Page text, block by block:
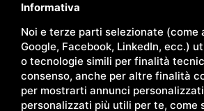
Informativa
Noi e terze parti selezionate (come
Google, Facebook, LinkedIn, ecc.)
o tecnologie simili per finalità
consenso, anche per altre finalità
per mostrarti annunci
personalizzati più utili per te, come
02 49597011
347 7620247
info@ecssb.com
20004
Link rapidi